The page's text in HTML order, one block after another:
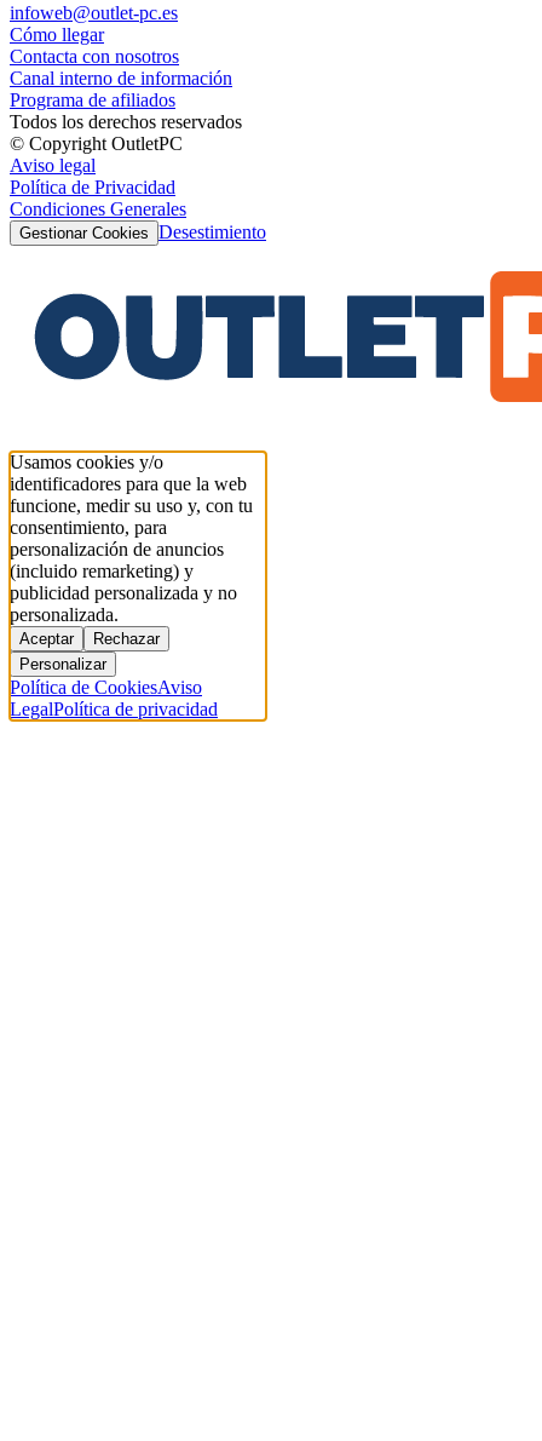
infoweb@outlet-pc.es
Cómo llegar
Contacta con nosotros
Canal interno de información
Programa de afiliados
Todos los derechos reservados
© Copyright OutletPC
Aviso legal
Política de Privacidad
Condiciones Generales
Gestionar Cookies Desestimiento
Usamos cookies y/o
identificadores para que la web
funcione, medir su uso y, con tu
consentimiento, para
personalización de anuncios
(incluido remarketing) y
publicidad personalizada y no
personalizada.
Aceptar
Rechazar
Personalizar
Política de CookiesAviso
LegalPolítica de privacidad